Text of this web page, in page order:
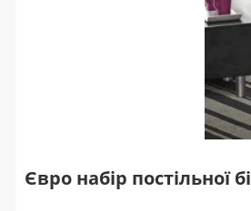
Євро набір постільної